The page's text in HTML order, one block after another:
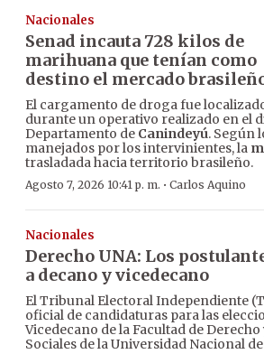
Nacionales
Senad incauta 728 kilos de
marihuana que tenían como
destino el mercado
El cargamento de droga fue
durante un operativo realizado en el
Departamento de Canindeyú. Según
manejados por los intervinientes, la
trasladada hacia territorio brasileño.
Agosto 7, 2026 10:41 p. m. · Carlos Aquino
Nacionales
Derecho UNA: Los
a decano y vicedecano
El Tribunal Electoral Independiente
oficial de candidaturas para las
Vicedecano de la Facultad de Derecho
Sociales de la Universidad Nacional